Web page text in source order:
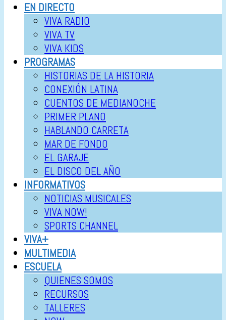
EN DIRECTO
VIVA RADIO
VIVA TV
VIVA KIDS
PROGRAMAS
HISTORIAS DE LA HISTORIA
CONEXIÓN LATINA
CUENTOS DE MEDIANOCHE
PRIMER PLANO
HABLANDO CARRETA
MAR DE FONDO
EL GARAJE
EL DISCO DEL AÑO
INFORMATIVOS
NOTICIAS MUSICALES
VIVA NOW!
SPORTS CHANNEL
VIVA+
MULTIMEDIA
ESCUELA
QUIENES SOMOS
RECURSOS
TALLERES